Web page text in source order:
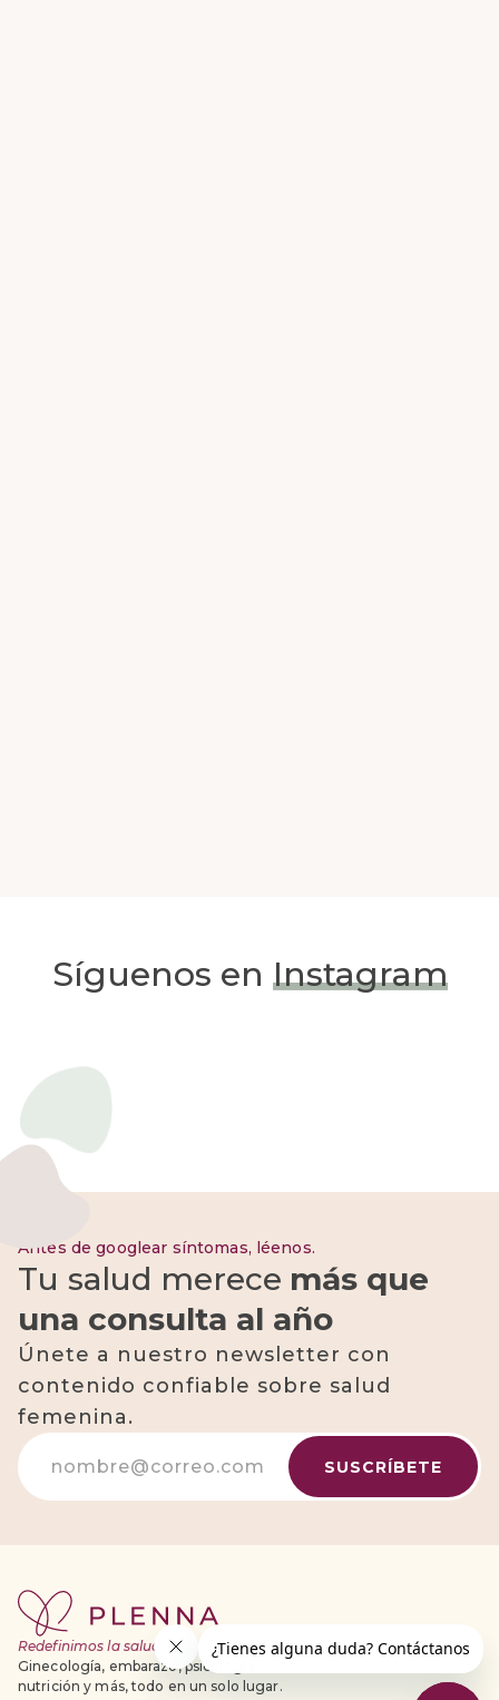
Síguenos en Instagram
Antes de googlear síntomas, léenos.
Tu salud merece más que
una consulta al año
Únete a nuestro newsletter con
contenido confiable sobre salud
femenina.
Redefinimos la salud para la mujer.
Ginecología, embarazo, psicología,
nutrición y más, todo en un solo lugar.